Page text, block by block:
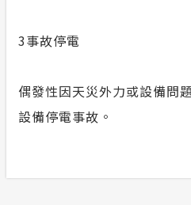
3事故停電
偶發性因天災外力或設備問
設備停電事故。